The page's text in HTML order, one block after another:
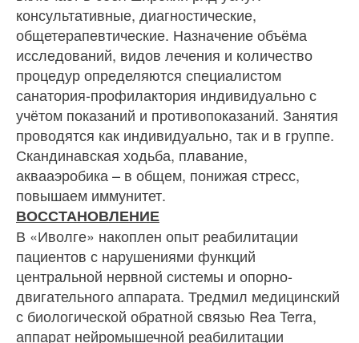
консультативные, диагностические,
общетерапевтические. Назначение объёма
исследований, видов лечения и количество
процедур определяются специалистом
санатория-профилактория индивидуально с
учётом показаний и противопоказаний. Занятия
проводятся как индивидуально, так и в группе.
Скандинавская ходьба, плавание,
аквааэробика – в общем, понижая стресс,
повышаем иммунитет.
ВОССТАНОВЛЕНИЕ
В «Иволге» накоплен опыт реабилитации
пациентов с нарушениями функций
центральной нервной системы и опорно-
двигательного аппарата. Тредмил медицинский
с биологической обратной связью Rea Terra,
аппарат нейромышечной реабилитации